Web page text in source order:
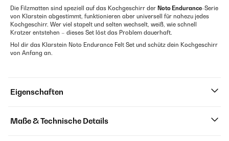
Die Filzmatten sind speziell auf das Kochgeschirr der Noto Endurance-Serie
von Klarstein abgestimmt, funktionieren aber universell für nahezu jedes
Kochgeschirr. Wer viel stapelt und selten wechselt, weiß, wie schnell
Kratzer entstehen – dieses Set löst das Problem dauerhaft.
Hol dir das Klarstein Noto Endurance Felt Set und schütz dein Kochgeschirr
von Anfang an.
Eigenschaften
Maße & Technische Details